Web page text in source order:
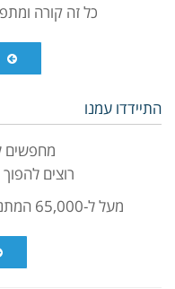
כל זה קורה
התיידדו עמנו
מחפשים
רוצים
מעל ל-65,000 המתנדבים והמתנדבות מחכים לכם!